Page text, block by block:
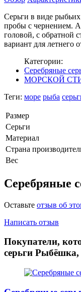
Серьги в виде
пробы с чернением.
головой, с обратной
вариант для летнего
Категории:
Серебряные
МОРСКОЙ
Теги: море рыба
Размер
Серьги
Материал
Страна
Вес
Серебряные
Оставьте отзыв об
Написать отзыв
Покупатели,
серьги